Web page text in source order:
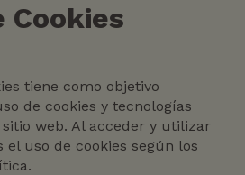
Cookies
tiene como objetivo
de cookies y tecnologías
web. Al acceder y utilizar
el uso de cookies según los